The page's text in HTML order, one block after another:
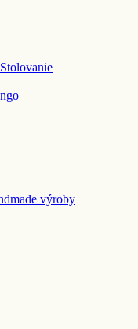
Stolovanie